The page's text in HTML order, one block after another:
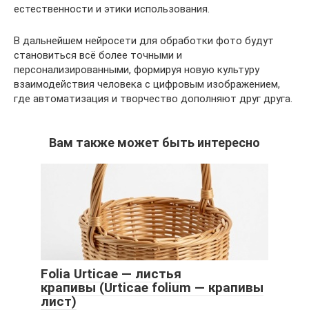
естественности и этики использования.
В дальнейшем нейросети для обработки фото будут
становиться всё более точными и
персонализированными, формируя новую культуру
взаимодействия человека с цифровым изображением,
где автоматизация и творчество дополняют друг друга.
Вам также может быть интересно
Folia Urticae — листья
крапивы (Urticae folium — крапивы
лист)